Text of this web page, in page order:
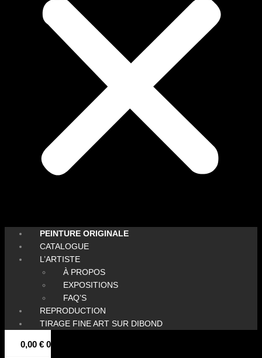
PEINTURE ORIGINALE
CATALOGUE
L’ARTISTE
À PROPOS
EXPOSITIONS
FAQ’S
REPRODUCTION
TIRAGE FINE ART SUR DIBOND
0,00 € 0